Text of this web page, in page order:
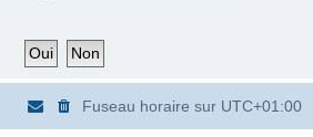
c
Fuseau horaire sur UTC+01:00